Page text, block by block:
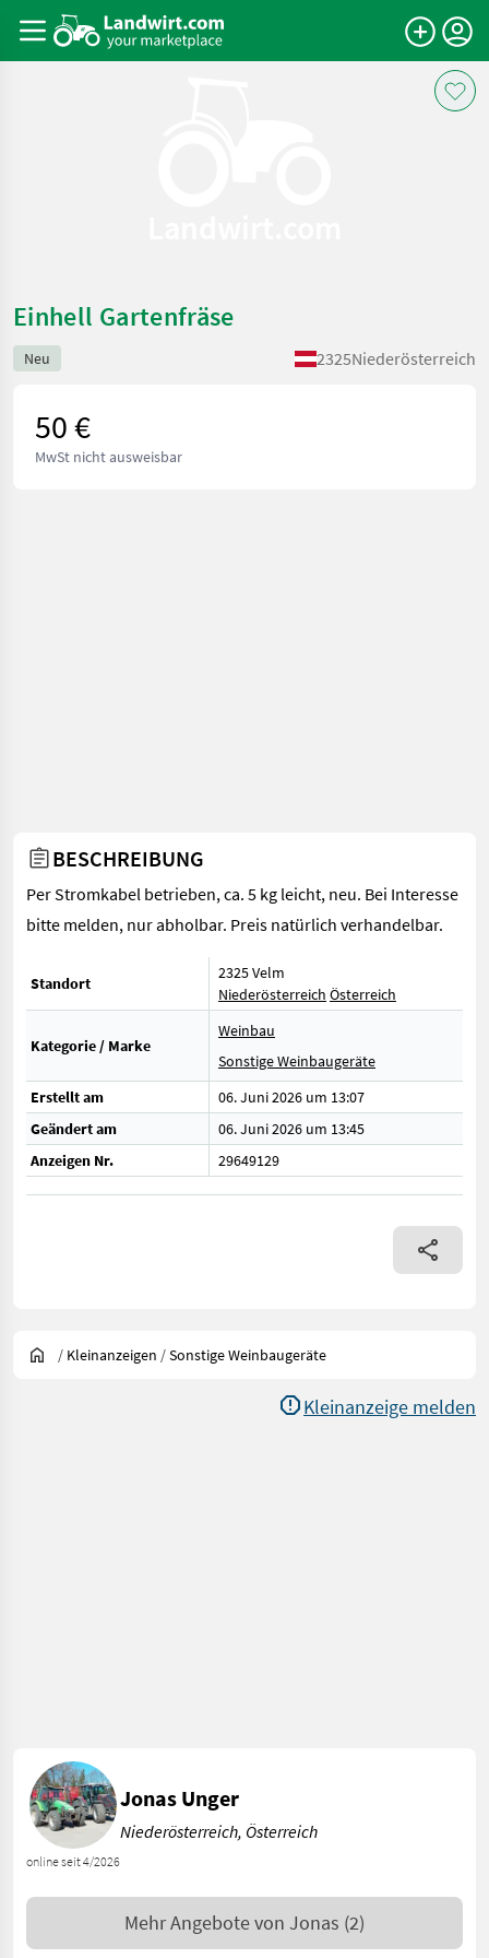
Einhell Gartenfräse
Neu 2325Niederösterreich
50 €
MwSt nicht ausweisbar
BESCHREIBUNG
Per Stromkabel betrieben, ca. 5 kg leicht, neu. Bei Interesse
bitte melden, nur abholbar. Preis natürlich verhandelbar.
Standort
2325 Velm
Niederösterreich Österreich
Kategorie / Marke
Weinbau
Sonstige Weinbaugeräte
Erstellt am
06. Juni 2026 um 13:07
Geändert am
06. Juni 2026 um 13:45
Anzeigen Nr.
29649129
/ Kleinanzeigen /Sonstige Weinbaugeräte
Kleinanzeige melden
online seit 4/2026
Jonas Unger
Niederösterreich, Österreich
Mehr Angebote von Jonas (2)